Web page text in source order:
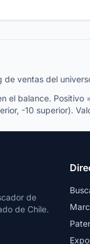
de ventas del
el balance.
-10 superior).
de
de Chile.